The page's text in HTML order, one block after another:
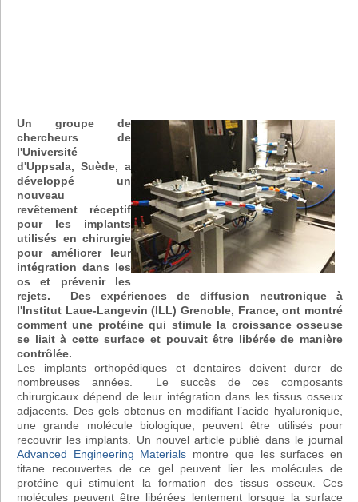
Un groupe de
chercheurs de
l'Université
d'Uppsala, Suède, a
développé un
nouveau
revêtement réceptif
pour les implants
utilisés en chirurgie
pour améliorer leur
intégration dans les
os et prévenir les
rejets. Des expériences de diffusion neutronique à
l'Institut Laue-Langevin (ILL) Grenoble, France, ont montré
comment une protéine qui stimule la croissance osseuse
se liait à cette surface et pouvait être libérée de manière
contrôlée.
Les implants orthopédiques et dentaires doivent durer de
nombreuses années. Le succès de ces composants
chirurgicaux dépend de leur intégration dans les tissus osseux
adjacents. Des gels obtenus en modifiant l’acide hyaluronique,
une grande molécule biologique, peuvent être utilisés pour
recouvrir les implants. Un nouvel article publié dans le journal
Advanced Engineering Materials montre que les surfaces en
titane recouvertes de ce gel peuvent lier les molécules de
protéine qui stimulent la formation des tissus osseux. Ces
molécules peuvent être libérées lentement lorsque la surface